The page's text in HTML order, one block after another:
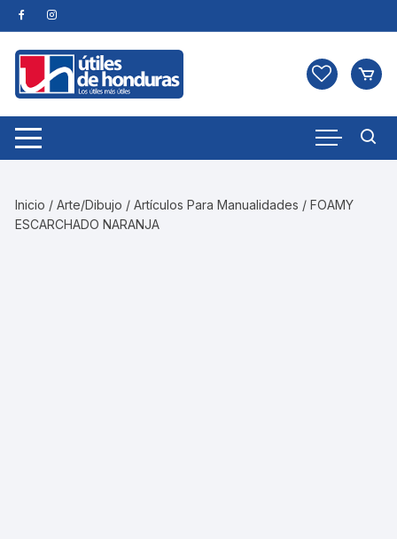
Skip
to
content
Inicio /Arte/Dibujo /Artículos Para Manualidades / FOAMY
ESCARCHADO NARANJA